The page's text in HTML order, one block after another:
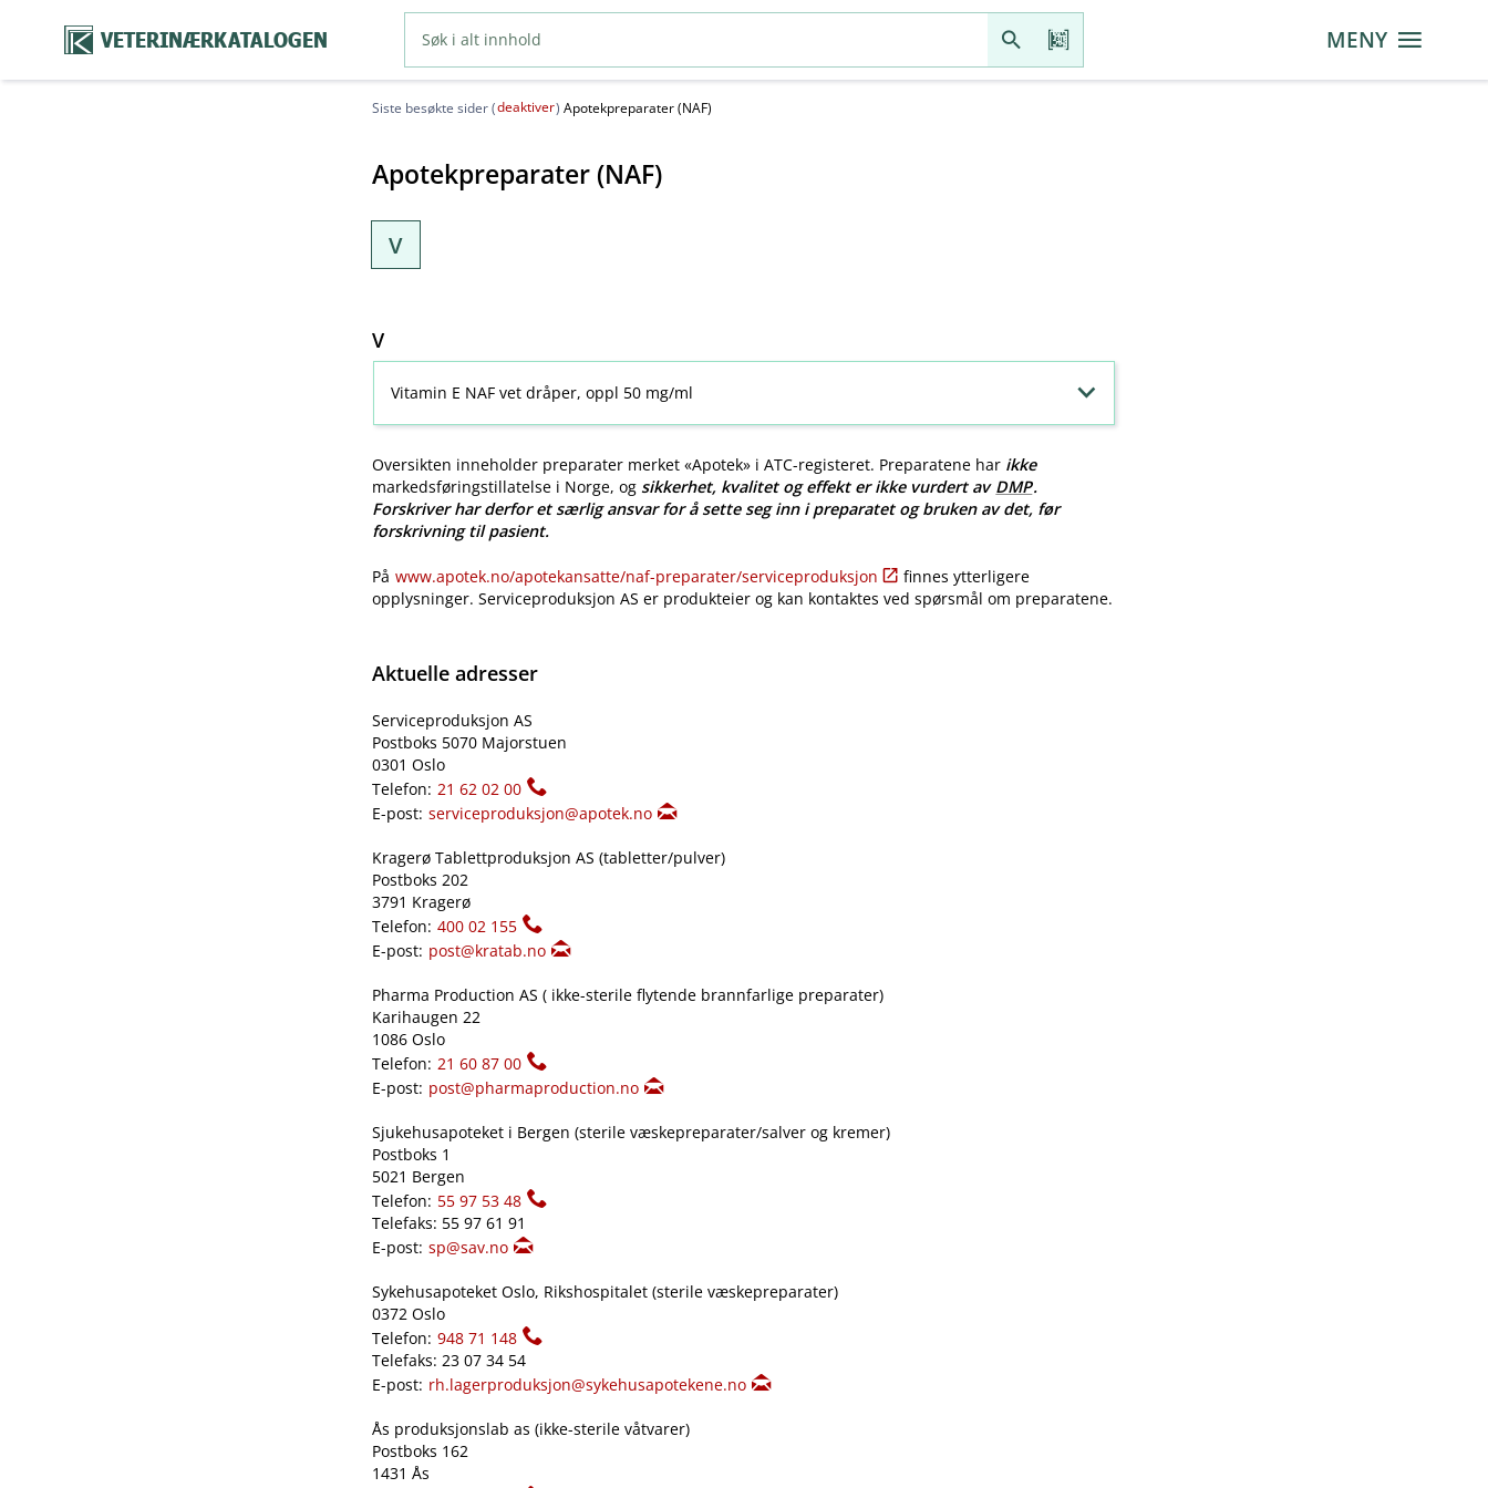
VETERINÆRKATALOGEN MENY
Siste besøkte sider (deaktiver) Apotekpreparater (NAF)
Apotekpreparater (NAF)
V
V
Vitamin E NAF vet dråper, oppl 50 mg/ml
Oversikten inneholder preparater merket «Apotek» i ATC-registeret. Preparatene har ikke
markedsføringstillatelse i Norge, ogsikkerhet, kvalitet og effekt er ikke vurdert av DMP.
Forskriver har derfor et særlig ansvar for å sette seg inn i preparatet og bruken av det, før
forskrivning til pasient.
På www.apotek.no​/​apotekansatte​/​naf-preparater​/​serviceproduksjon
finnes ytterligere
opplysninger. Serviceproduksjon AS er produkteier og kan kontaktes ved spørsmål om preparatene.
Aktuelle adresser
Serviceproduksjon AS
Postboks 5070 Majorstuen
0301 Oslo
Telefon: 21 62 02 00
E-post: serviceproduksjon@apotek.no
Kragerø Tablettproduksjon AS (tabletter​/​pulver)
Postboks 202
3791 Kragerø
Telefon: 400 02 155
E-post: post@kratab.no
Pharma Production AS ( ikke-sterile flytende brannfarlige preparater)
Karihaugen 22
1086 Oslo
Telefon: 21 60 87 00
E-post: post@pharmaproduction.no
Sjukehusapoteket i Bergen (sterile væskepreparater​/​salver og kremer)
Postboks 1
5021 Bergen
Telefon: 55 97 53 48
Telefaks: 55 97 61 91
E-post: sp@sav.no
Sykehusapoteket Oslo, Rikshospitalet (sterile væskepreparater)
0372 Oslo
Telefon: 948 71 148
Telefaks: 23 07 34 54
E-post: rh.lagerproduksjon@sykehusapotekene.no
Ås produksjonslab as (ikke-sterile våtvarer)
Postboks 162
1431 Ås